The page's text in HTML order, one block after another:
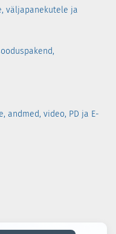
väljapanekutele ja
andmed, video, PD ja E-